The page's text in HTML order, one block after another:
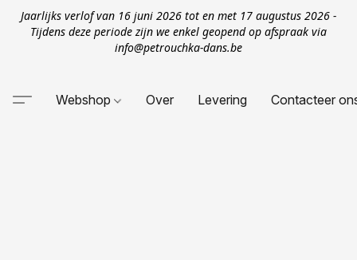
Jaarlijks verlof van 16 juni 2026 tot en met 17 augustus 2026 -
Tijdens deze periode zijn we enkel geopend op afspraak via
info@petrouchka-dans.be
Webshop Over Levering Contacteer